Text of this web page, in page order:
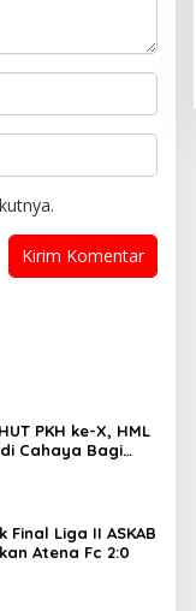
PKH ke-X, HML
Cahaya Bagi
Final Liga II ASKAB
Atena Fc 2:0